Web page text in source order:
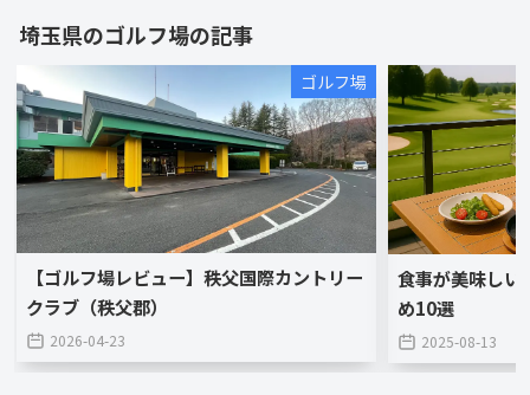
埼玉県のゴルフ場の記事
ゴルフ場
【ゴルフ場レビュー】秩父国際カントリー
クラブ（秩父郡）
2026-04-23
食事が美味しい
め10選
2025-08-13